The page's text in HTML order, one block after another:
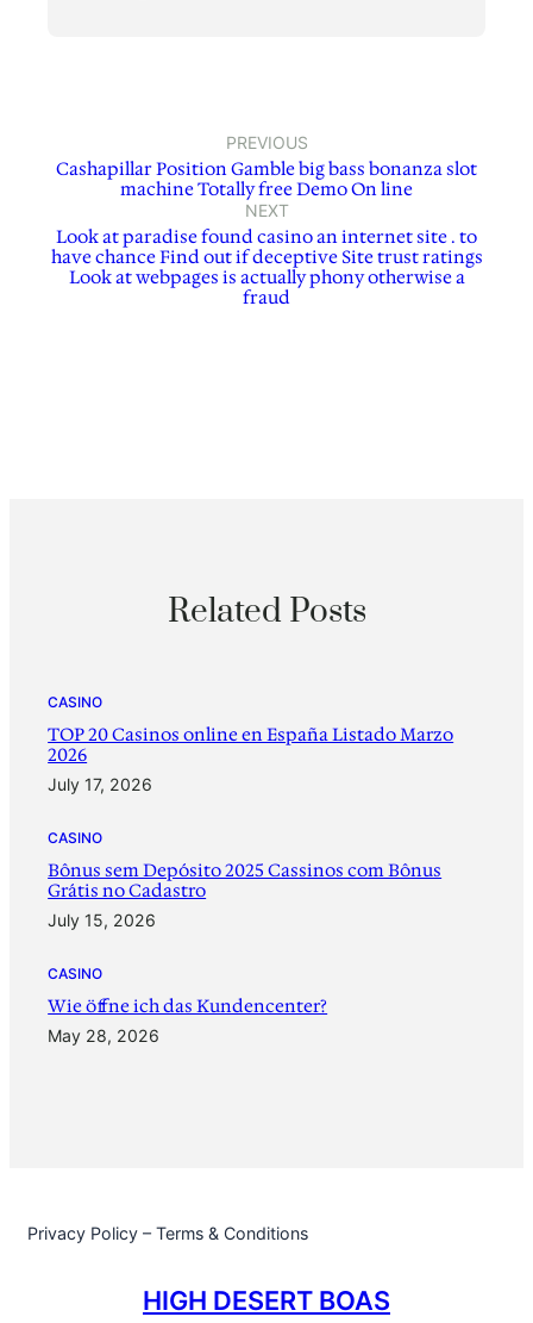
PREVIOUS
Cashapillar Position Gamble big bass bonanza slot
machine Totally free Demo On line
NEXT
Look at paradise found casino an internet site . to
have chance Find out if deceptive Site trust ratings
Look at webpages is actually phony otherwise a
fraud
Related Posts
CASINO
TOP 20 Casinos online en España Listado Marzo
2026
July 17, 2026
CASINO
Bônus sem Depósito 2025 Cassinos com Bônus
Grátis no Cadastro
July 15, 2026
CASINO
‎Wie öffne ich das Kundencenter?
May 28, 2026
Privacy Policy – Terms & Conditions
HIGH DESERT BOAS